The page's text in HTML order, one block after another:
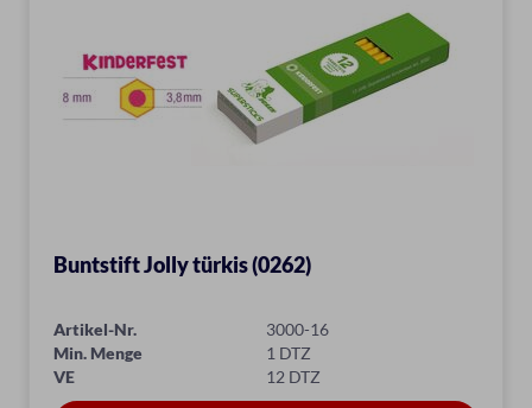
Buntstift Jolly türkis (0262)
Artikel-Nr.
3000-16
Min. Menge
1 DTZ
VE
12 DTZ